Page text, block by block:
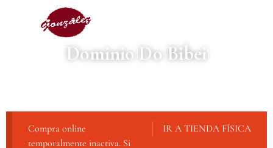
Dominio Do Bibei
IR A TIENDA FÍSICA
Compra online
temporalmente inactiva. Si